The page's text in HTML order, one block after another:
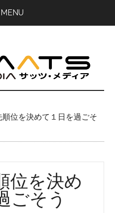
MENU
順位を決めて１日を過ごそ
位を決め
ごそう